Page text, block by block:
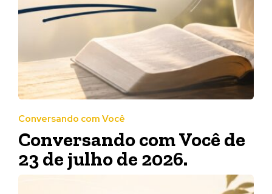
Conversando com Você
Conversando com Você de
23 de julho de 2026.